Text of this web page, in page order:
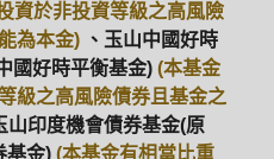
資於非投資等級之高風險
為本金) 、玉山中國好時
國好時平衡基金) (本基金
級之高風險債券且基金之
山印度機會債券基金(原
基金) (本基金有相當比重